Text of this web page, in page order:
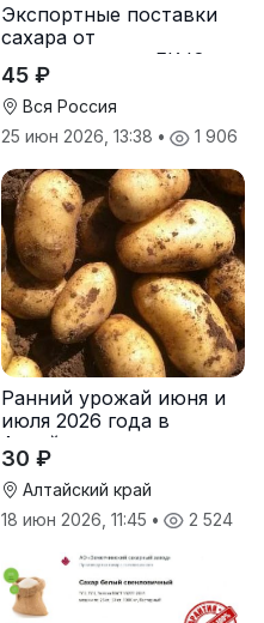
Экспортные поставки
сахара от
производителя ГК Юг
Руси
45 ₽
Вся Россия
25 июн 2026, 13:38 • 1 906
Ранний урожай июня и
июля 2026 года в
Алтайском крае
30 ₽
Алтайский край
18 июн 2026, 11:45 • 2 524